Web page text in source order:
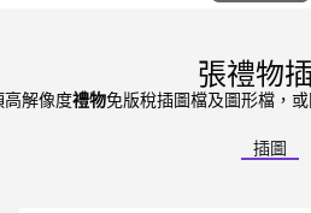
張禮物
高解像度禮物免版稅插圖檔及圖形檔，
插圖